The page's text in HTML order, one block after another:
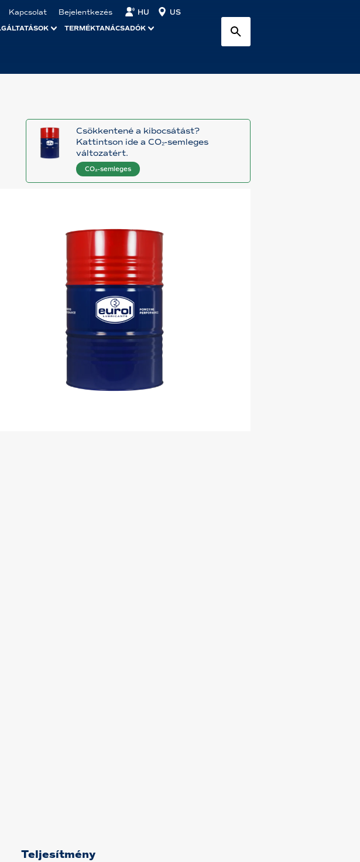
Kapcsolat Bejelentkezés HU US
TERMÉKTANÁCSADÓK
Csökkentené a kibocsátást?
Kattintson ide a CO₂-semleges
változatért.
CO₂-semleges
Teljesítmény